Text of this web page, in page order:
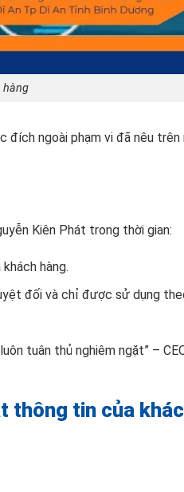
hàng
đích ngoài phạm vi đã nêu trên
Kiên Phát trong thời gian:
hàng.
đối và chỉ được sử dụng
tuân thủ nghiêm ngặt” –
thông tin của